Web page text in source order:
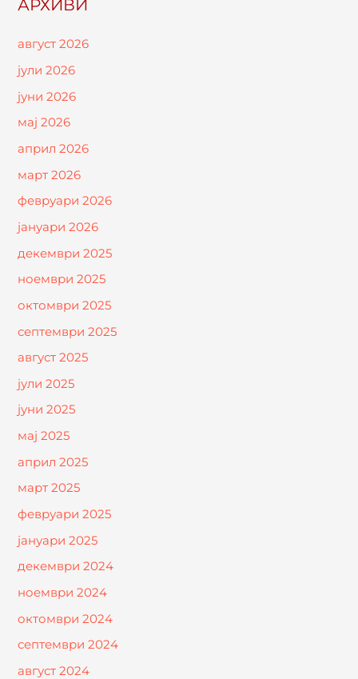
АРХИВИ
август 2026
јули 2026
јуни 2026
мај 2026
април 2026
март 2026
февруари 2026
јануари 2026
декември 2025
ноември 2025
октомври 2025
септември 2025
август 2025
јули 2025
јуни 2025
мај 2025
април 2025
март 2025
февруари 2025
јануари 2025
декември 2024
ноември 2024
октомври 2024
септември 2024
август 2024